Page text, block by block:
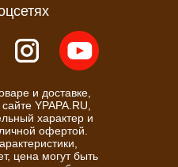
и доставке,
YPAPA.RU,
характер и
офертой.
цена могут быть